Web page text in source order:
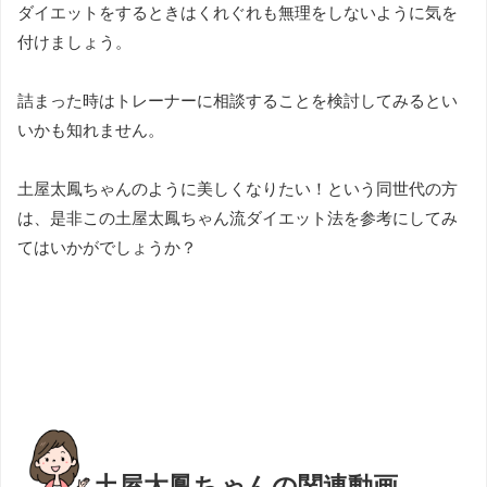
ダイエットをするときはくれぐれも無理をしないように気を
付けましょう。
詰まった時はトレーナーに相談することを検討してみるとい
いかも知れません。
土屋太鳳ちゃんのように美しくなりたい！という同世代の方
は、是非この土屋太鳳ちゃん流ダイエット法を参考にしてみ
てはいかがでしょうか？